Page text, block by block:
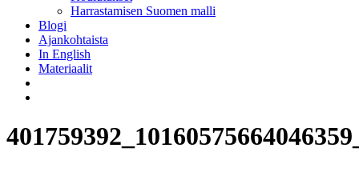
Harrastamisen Suomen malli
Blogi
Ajankohtaista
In English
Materiaalit